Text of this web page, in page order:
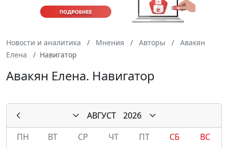
Новости и аналитика Мнения Авторы
Авакян
Елена
Навигатор
Авакян Елена. Навигатор
АВГУСТ
2026
ПН
ВТ СР ЧТ ПТ СБ
ВС